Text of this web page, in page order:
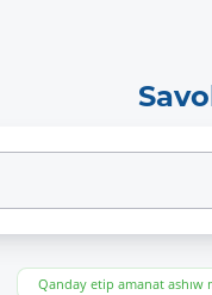
Qanday etip amanat ashıw